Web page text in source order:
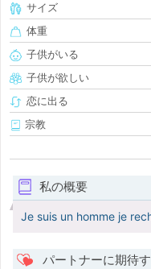
サイズ
体重
子供がいる
子供が欲しい
恋に出る
宗教
私の概要
Je suis un homme je
パートナーに期待